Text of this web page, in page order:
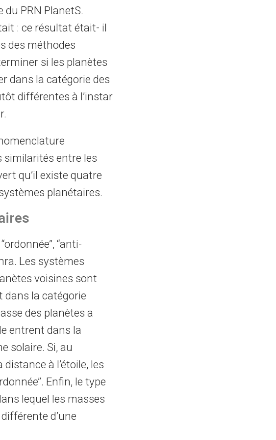
du PRN PlanetS.
: ce résultat était- il
des méthodes
si les planètes
dans la catégorie des
différentes à l’instar
similarités entre les
qu’il existe quatre
planétaires.
‘‘anti-
Les systèmes
voisines sont
dans la catégorie
des planètes a
entrent dans la
solaire. Si, au
à l’étoile, les
Enfin, le type
lequel les masses
d’une